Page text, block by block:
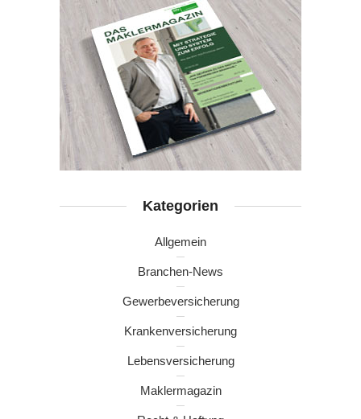
Kategorien
Allgemein
Branchen-News
Gewerbeversicherung
Krankenversicherung
Lebensversicherung
Maklermagazin